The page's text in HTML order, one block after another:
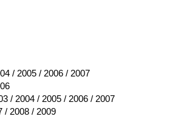
/ 2005 / 2006 / 2007
/ 2004 / 2005 / 2006 / 2007
/ 2008 / 2009